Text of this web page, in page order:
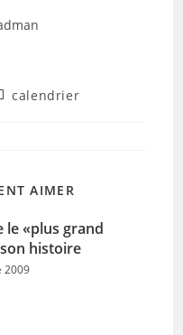
calendrier
AIMER
«plus grand
histoire
2009